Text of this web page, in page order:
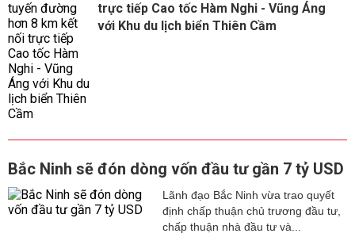
trực tiếp Cao tốc Hàm Nghi - Vũng Áng
với Khu du lịch biển Thiên Cầm
Bắc Ninh sẽ đón dòng vốn đầu tư gần 7 tỷ USD
Lãnh đạo Bắc Ninh vừa trao quyết
định chấp thuận chủ trương đầu tư,
chấp thuận nhà đầu tư và...